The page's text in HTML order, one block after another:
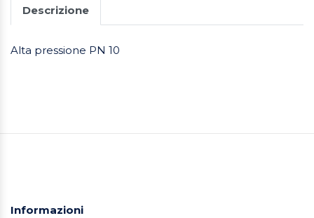
Descrizione
Alta pressione PN 10
Informazioni